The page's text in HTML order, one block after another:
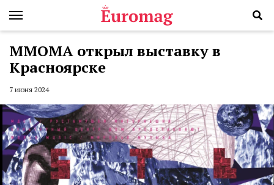
ММОМА открыл выставку в
Красноярске
7 июня 2024